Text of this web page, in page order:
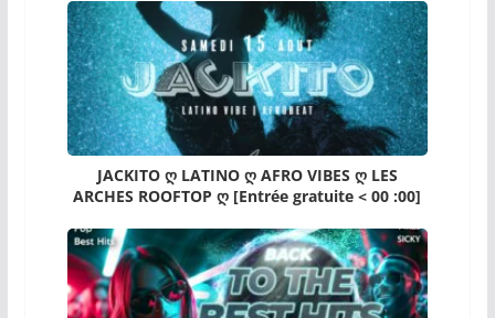
JACKITO ღ LATINO ღ AFRO VIBES ღ LES
ARCHES ROOFTOP ღ [Entrée gratuite < 00 :00]